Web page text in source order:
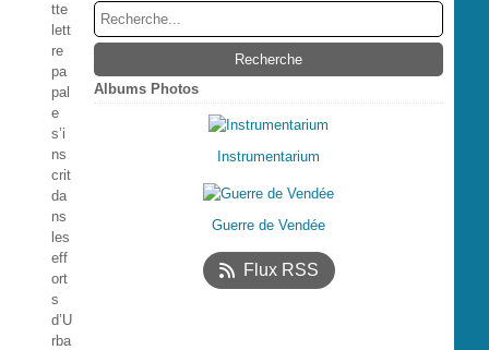
tte
lett
re
pa
pal
e
s’i
ns
crit
da
ns
les
eff
ort
s
d’U
rba
Albums Photos
Instrumentarium
Guerre de Vendée
Flux RSS